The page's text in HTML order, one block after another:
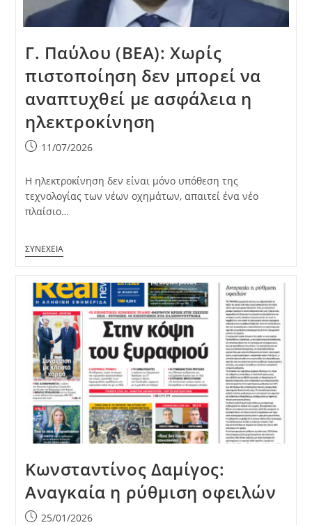
Γ. Παύλου (ΒΕΑ): Χωρίς
πιστοποίηση δεν μπορεί να
αναπτυχθεί με ασφάλεια η
ηλεκτροκίνηση
Post11/07/2026
Η ηλεκτροκίνηση δεν είναι μόνο υπόθεση της
τεχνολογίας των νέων οχημάτων, απαιτεί ένα νέο
πλαίσιο…
Κωνσταντίνος Δαμίγος:
Αναγκαία η ρύθμιση οφειλών
Post25/01/2026